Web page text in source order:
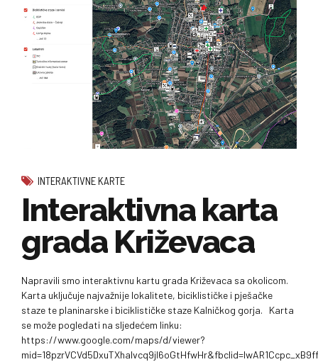
INTERAKTIVNE KARTE
Interaktivna karta
grada Križevaca
Napravili smo interaktivnu kartu grada Križevaca sa okolicom.
Karta uključuje najvažnije lokalitete, biciklističke i pješačke
staze te planinarske i biciklističke staze Kalničkog gorja. Karta
se može pogledati na sljedećem linku:
https://www.google.com/maps/d/viewer?